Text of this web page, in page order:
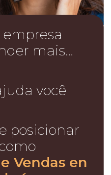
mais…
você
posicionar
Vendas en